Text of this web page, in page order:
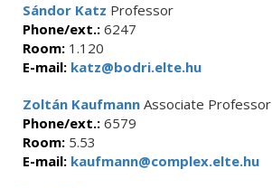
Sándor Katz Professor
Phone/ext.: 6247
Room: 1.120
E-mail: katz@bodri.elte.hu
Zoltán Kaufmann Associate Professor
Phone/ext.: 6579
Room: 5.53
E-mail: kaufmann@complex.elte.hu